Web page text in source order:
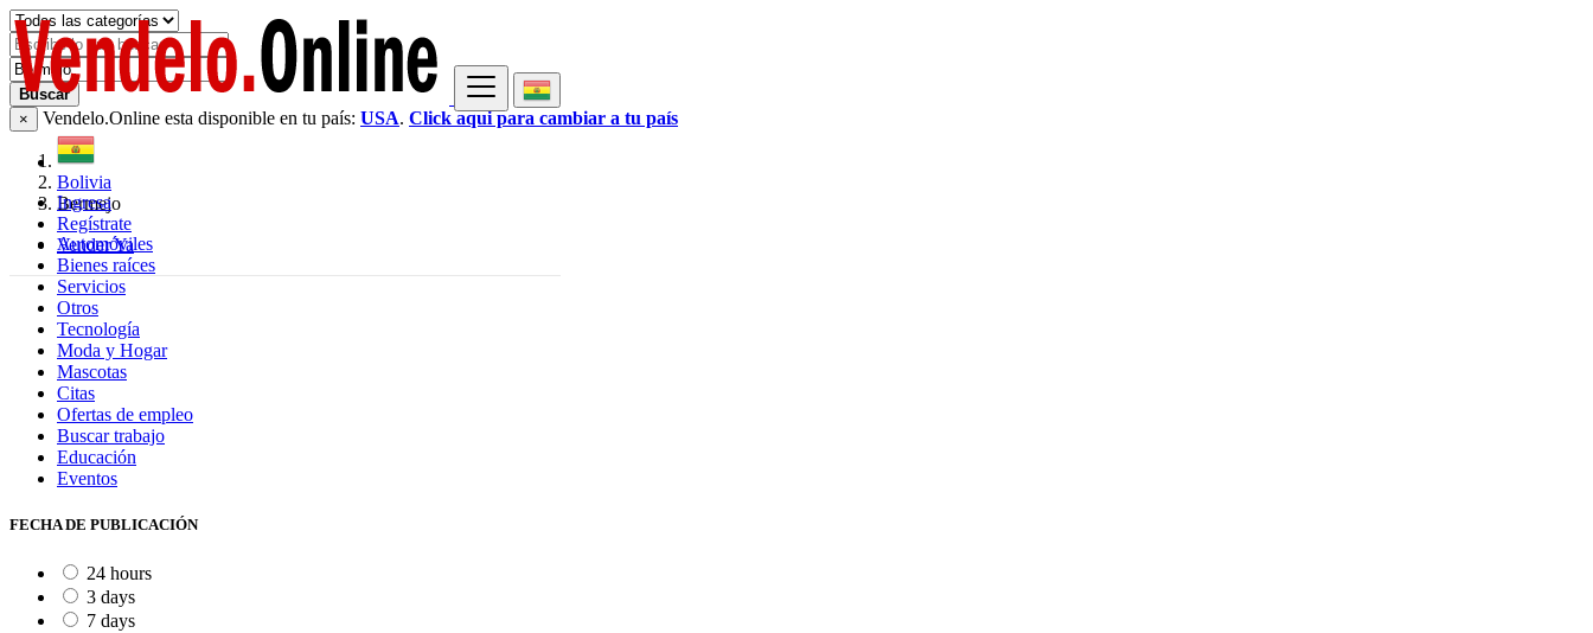
Ingresa
Regístrate
Vender Ya
Buscar
×
Vendelo.Online esta disponible en tu país: USA. Click aqui para cambiar a tu país
Bolivia
Bermejo
Automóviles
Bienes raíces
Servicios
Otros
Tecnología
Moda y Hogar
Mascotas
Citas
Ofertas de empleo
Buscar trabajo
Educación
Eventos
FECHA DE PUBLICACIÓN
24 hours
3 days
7 days